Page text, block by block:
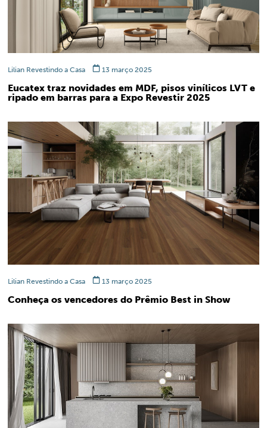
Lilian Revestindo a Casa 13 março 2025
Eucatex traz novidades em MDF, pisos vinílicos LVT e
ripado em barras para a Expo Revestir 2025
Lilian Revestindo a Casa 13 março 2025
Conheça os vencedores do Prêmio Best in Show